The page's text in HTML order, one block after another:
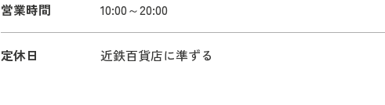
営業時間 10:00～20:00
定休日 近鉄百貨店に準ずる